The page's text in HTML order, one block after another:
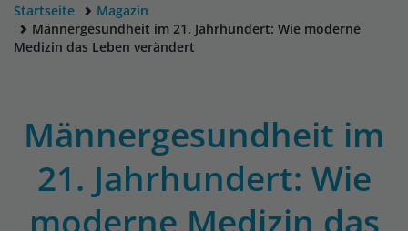
Startseite
Magazin
Männergesundheit im 21. Jahrhundert: Wie moderne
Medizin das Leben verändert
Männergesundheit im
21. Jahrhundert: Wie
moderne Medizin das